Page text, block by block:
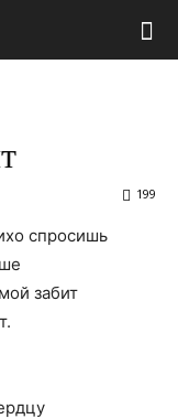
199
спросишь
забит